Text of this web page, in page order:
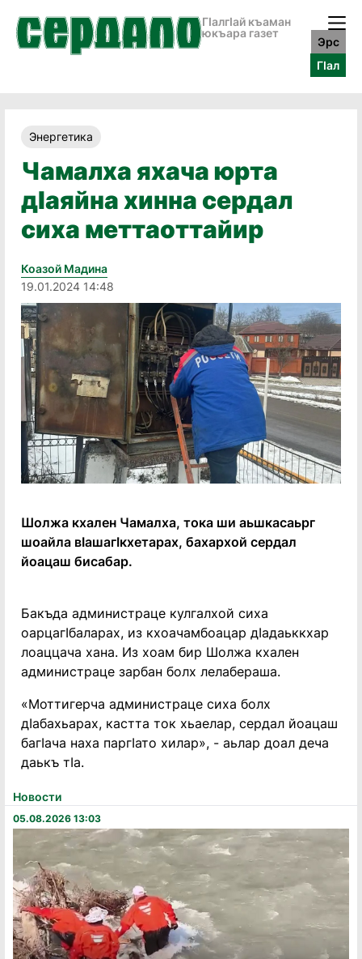
ГӀалгӀай къаман
юкъара газет
Эрс
ГӀал
Новости
05.08.2026 13:03
Энергетика
Чамалха яхача юрта
дӀаяйна хинна сердал
сиха меттаоттайир
Коазой Мадина
19.01.2024 14:48
Шолжа кхален Чамалха, тока ши аьшкасаьрг
шоайла вӀашагӀкхетарах, бахархой сердал
йоацаш бисабар.
Бакъда администраце кулгалхой сиха
оарцагӀбаларах, из кхоачамбоацар дӀадаьккхар
лоаццача хана. Из хоам бир Шолжа кхален
администраце зарбан болх лелабераша.
«Моттигерча администраце сиха болх
дӀабахьарах, кастта ток хьаелар, сердал йоацаш
багӀача наха паргӀато хилар», - аьлар доал деча
даькъ тӀа.